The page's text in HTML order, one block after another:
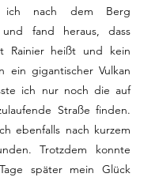
ich nach dem Berg
und fand heraus, dass
Rainier heißt und kein
ein gigantischer Vulkan
ich nur noch die auf
Straße finden.
ebenfalls nach kurzem
Trotzdem konnte
später mein Glück